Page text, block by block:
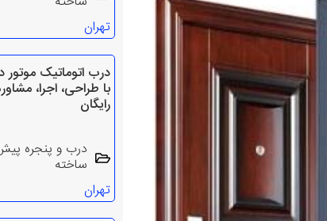
تهران
درب اتوماتیک موتور
با طراحی، اجرا،
رایگان
درب و پنجره
ساخته
تهران